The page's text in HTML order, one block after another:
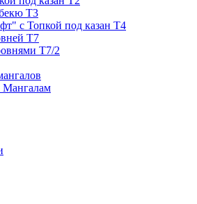
Т3
с Топкой под казан Т4
Т7
Т7/2